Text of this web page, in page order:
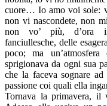
cuore… Io amo voi sole:
non vi nascondete, non
non vo’ più, d’ora
fanciullesche, delle
poco; ma
sprigionava da ogni sua
che la faceva sognare
passione coi quali ella
Tornava la primavera, il